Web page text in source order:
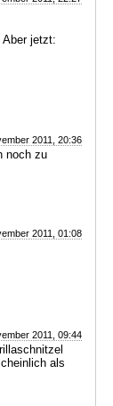
jetzt:
2011, 20:36
noch zu
2011, 01:08
2011, 09:44
als